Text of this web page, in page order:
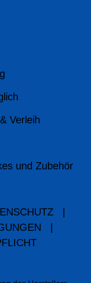
Verleih
und Zubehör